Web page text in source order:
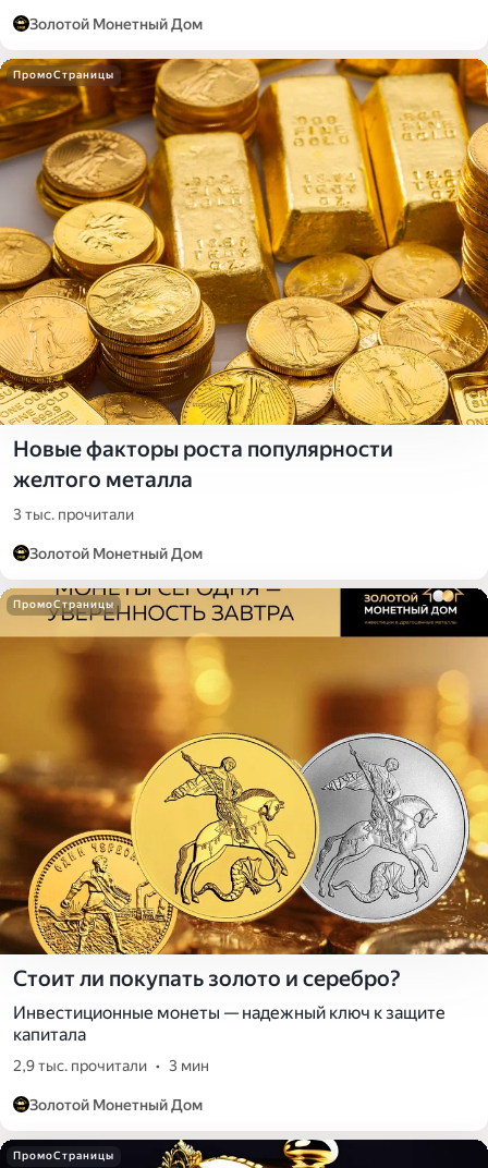
Золотой Монетный Дом
ПромоСтраницы
Новые факторы роста популярности
желтого металла
3 тыс. прочитали
Золотой Монетный Дом
ПромоСтраницы
Стоит ли покупать золото и серебро?
Инвестиционные монеты — надежный ключ к защите
капитала
2,9 тыс. прочитали • 3 мин
Золотой Монетный Дом
ПромоСтраницы